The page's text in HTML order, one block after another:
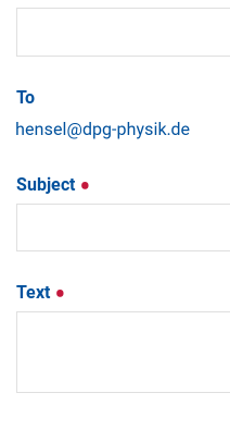
To
Subject
Text